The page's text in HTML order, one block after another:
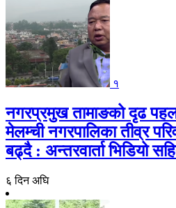
१
नगरप्रमुख तामाङको दृढ
मेलम्ची नगरपालिका तीव्र
बढ्दै : अन्तरवार्ता भिडियो
६ दिन अघि